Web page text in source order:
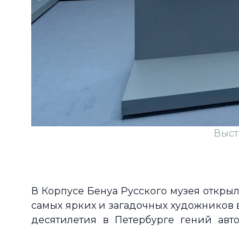
В Корпусе Бенуа Русского музея
самых ярких и загадочных
десятилетия в Петербурге гений